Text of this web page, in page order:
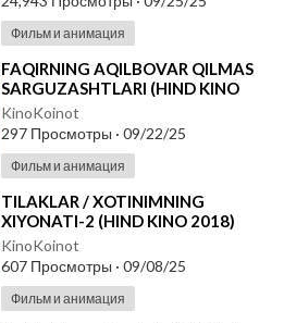
Фильм и анимация
⁣FAQIRNING AQILBOVAR QILMAS
SARGUZASHTLARI (HIND KINO
2018) UZBEK TILIDA
KinoKoinot
297 Просмотры · 09/22/25
Фильм и анимация
⁣TILAKLAR / XOTINIMNING
XIYONATI-2 (HIND KINO 2018)
O'ZBEK TILIDA
KinoKoinot
607 Просмотры · 09/08/25
Фильм и анимация